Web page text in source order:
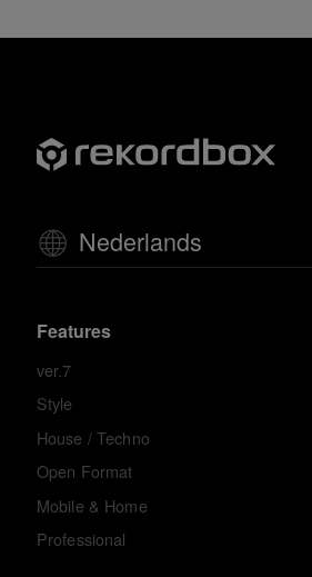
Nederlands
Features
ver.7
Style
House / Techno
Open Format
Mobile & Home
Professional